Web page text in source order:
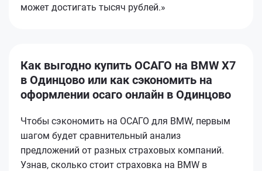
может достигать тысяч рублей.»
Как выгодно купить ОСАГО на BMW X7
в Одинцово или как сэкономить на
оформлении осаго онлайн в Одинцово
Чтобы сэкономить на ОСАГО для BMW, первым
шагом будет сравнительный анализ
предложений от разных страховых компаний.
Узнав, сколько стоит страховка на BMW в